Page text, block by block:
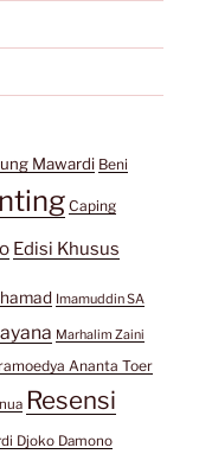
Mawardi Beni
Caping
Edisi Khusus
Imamuddin SA
Marhalim Zaini
Ananta Toer
Resensi
Djoko Damono